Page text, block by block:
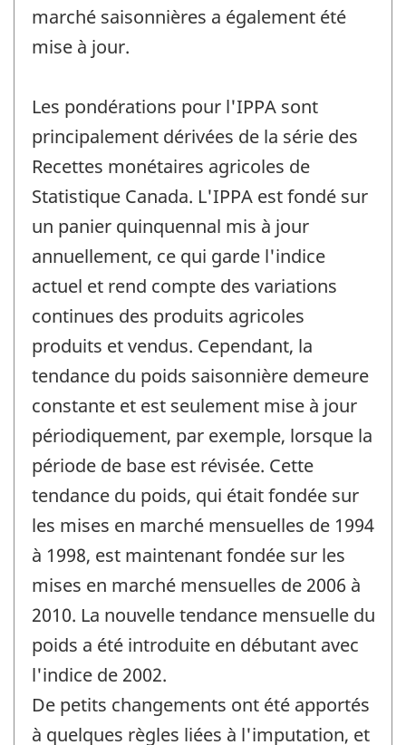
marché saisonnières a également été
mise à jour.
Les pondérations pour l'IPPA sont
principalement dérivées de la série des
Recettes monétaires agricoles de
Statistique Canada. L'IPPA est fondé sur
un panier quinquennal mis à jour
annuellement, ce qui garde l'indice
actuel et rend compte des variations
continues des produits agricoles
produits et vendus. Cependant, la
tendance du poids saisonnière demeure
constante et est seulement mise à jour
périodiquement, par exemple, lorsque la
période de base est révisée. Cette
tendance du poids, qui était fondée sur
les mises en marché mensuelles de 1994
à 1998, est maintenant fondée sur les
mises en marché mensuelles de 2006 à
2010. La nouvelle tendance mensuelle du
poids a été introduite en débutant avec
l'indice de 2002.
De petits changements ont été apportés
à quelques règles liées à l'imputation, et